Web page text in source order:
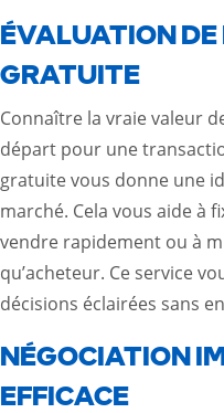
ÉVALUATION DE
GRATUITE
Connaître la vraie valeur
départ pour une
gratuite vous donne une
marché. Cela vous aide à
vendre rapidement ou à
qu’acheteur. Ce service
décisions éclairées sans
NÉGOCIATION
EFFICACE